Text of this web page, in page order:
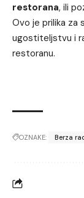
restorana, ili
Ovo je prilika za
ugostiteljstvu i
restoranu.
OZNAKE: Berza